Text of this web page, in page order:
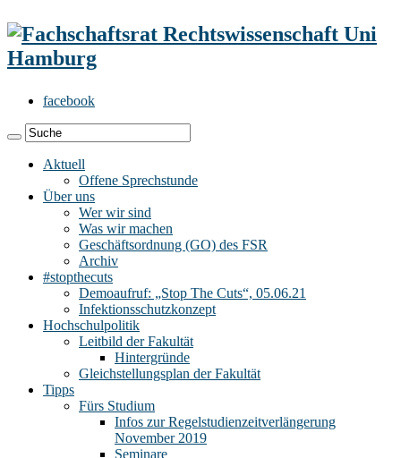
facebook
Aktuell
Offene Sprechstunde
Über uns
Wer wir sind
Was wir machen
Geschäftsordnung (GO) des FSR
Archiv
#stopthecuts
Demoaufruf: „Stop The Cuts“, 05.06.21
Infektionsschutzkonzept
Hochschulpolitik
Leitbild der Fakultät
Hintergründe
Gleichstellungsplan der Fakultät
Tipps
Fürs Studium
Infos zur Regelstudienzeitverlängerung
November 2019
Seminare